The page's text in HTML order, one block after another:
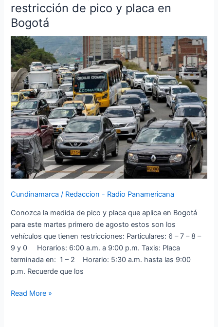
restricción de pico y placa en
Bogotá
Cundinamarca / Redaccion - Radio Panamericana
Conozca la medida de pico y placa que aplica en Bogotá
para este martes primero de agosto estos son los
vehículos que tienen restricciones: Particulares: 6 – 7 – 8 –
9 y 0 Horarios: 6:00 a.m. a 9:00 p.m. Taxis: Placa
terminada en: 1 – 2 Horario: 5:30 a.m. hasta las 9:00
p.m. Recuerde que los
de
agosto
de
2023:
restricción
de
pico
y
placa
en
Bogotá
Read More »